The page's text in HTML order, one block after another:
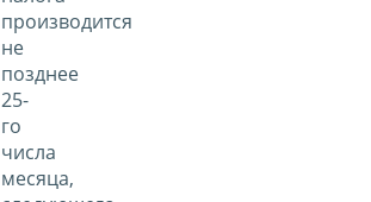
производится
не
позднее
25-
го
числа
месяца,